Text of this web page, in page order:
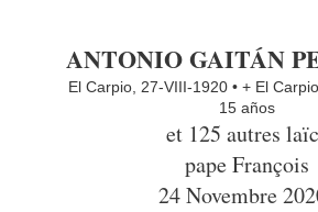
ANTONIO GAITÁN
El Carpio, 27-VIII-1920 • + El
15 años
et 125 autres
pape François
24 Novembre